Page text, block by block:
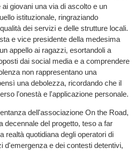
giovani una via di ascolto e un
istituzionale, ringraziando
dei servizi e delle strutture locali.
e vice presidente della medesima
appello ai ragazzi, esortandoli a
dai social media e a comprendere
non rappresentano una
una debolezza, ricordando che il
l'onestà e l'applicazione personale.
dell'associazione On the Road,
decennale del progetto, teso a far
realtà quotidiana degli operatori di
d'emergenza e dei contesti detentivi,